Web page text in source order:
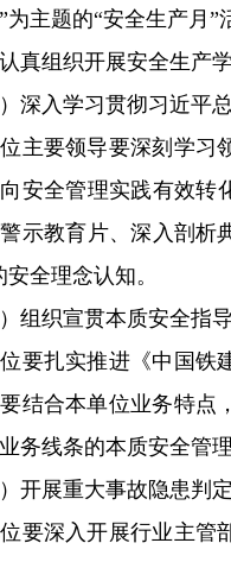
为主题的“安全生产月
组织开展安全生产
入学习贯彻习近平总
要领导要深刻学习领
安全管理实践有效转
示教育片、深入剖析
全理念认知。
织宣贯本质安全指
扎实推进《中国铁建
结合本单位业务特点
务线条的本质安全管
展重大事故隐患判
深入开展行业主管部